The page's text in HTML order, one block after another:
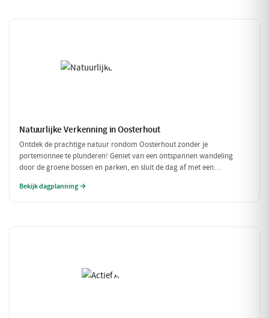
Natuurlijke Verkenning in Oosterhout
Ontdek de prachtige natuur rondom Oosterhout zonder je
portemonnee te plunderen! Geniet van een ontspannen wandeling
door de groene bossen en parken, en sluit de dag af met een
vrienden of gezin!
Bekijk dagplanning →